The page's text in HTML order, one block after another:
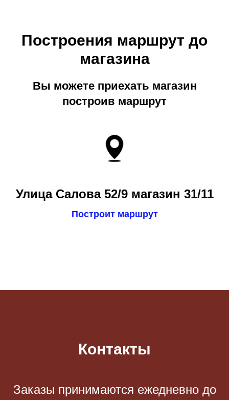
Построения маршрут до
магазина
Вы можете приехать магазин
построив маршрут
Улица Салова 52/9 магазин 31/11
Построит маршрут
Контакты
Заказы принимаются eжедневно до